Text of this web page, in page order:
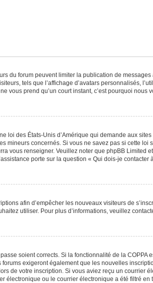
du forum peuvent limiter la publication de
tels que l’affichage d’avatars personnalisés,
vous prend qu’un court instant, c’est pourquoi nous
loi des États-Unis d’Amérique qui demande aux
mineurs concernés. Si vous ne savez pas si cette
vous renseigner. Veuillez noter que phpBB Limited
porte sur la question « Qui dois-je
afin d’empêcher les nouveaux visiteurs de
utiliser. Pour plus d’informations, veuillez
soient corrects. Si la fonctionnalité de la
exigeront également que les nouvelles
de votre inscription. Si vous aviez reçu un courrier
électronique ou le courrier électronique a été filtré